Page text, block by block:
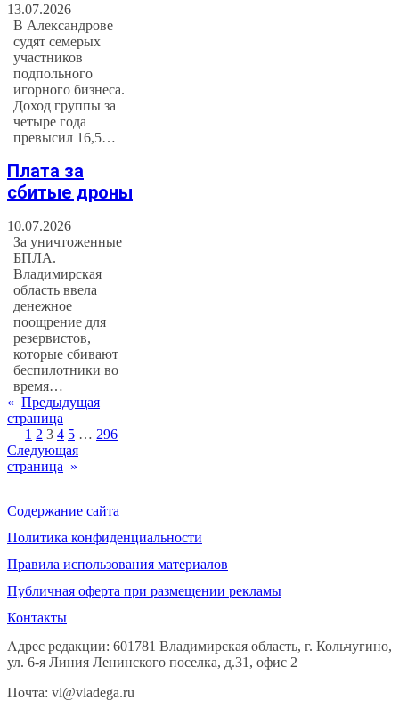
13.07.2026
В Александрове
судят семерых
участников
подпольного
игорного бизнеса.
Доход группы за
четыре года
превысил 16,5…
Плата за
сбитые дроны
10.07.2026
За уничтоженные
БПЛА.
Владимирская
область ввела
денежное
поощрение для
резервистов,
которые сбивают
беспилотники во
время…
« Предыдущая
страница
1 2 3 4 5 … 296
Следующая
страница »
Содержание сайта
Политика конфиденциальности
Правила использования материалов
Публичная оферта при размещении рекламы
Контакты
Адрес редакции: 601781 Владимирская область, г. Кольчугино,
ул. 6-я Линия Ленинского поселка, д.31, офис 2
Почта: vl@vladega.ru